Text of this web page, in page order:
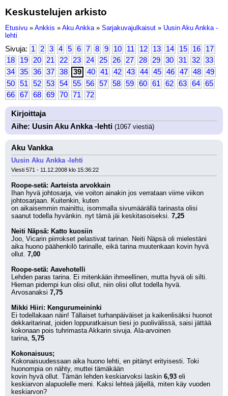
Keskustelujen arkisto
Etusivu » Ankkis » Aku Ankka » Sarjakuvajulkaisut » Uusin Aku Ankka -
lehti
Sivuja: 1 2 3 4 5 6 7 8 9 10 11 12 13 14 15 16
17
18
19 20 21 22 23 24 25 26 27 28 29 30 31 32
33
34
35 36 37 38 39 40 41 42 43 44 45 46 47 48
49
50
51 52 53 54 55 56 57 58 59 60 61 62 63 64
65
66
67 68 69 70 71 72
Kirjoittaja
Aihe: Uusin Aku Ankka -lehti (1067 viestiä)
Aku Vankka
Uusin Aku Ankka -lehti
Viesti 571 - 11.12.2008 klo 15:36:22
Roope-setä: Aarteista arvokkain
Ihan hyvä johtosarja, vie voiton ainakin jos verrataan viime viikon
johtosarjaan. Kuitenkin, kuten
on aikaisemmin mainittu, isommalla sivumäärällä tarinasta olisi
saanut todella hyvänkin. nyt tämä jäi keskitasoiseksi. 7,25
Neiti Näpsä: Katto kuosiin
Joo, Vicarin piirrokset pelastivat tarinan. Neiti Näpsä oli mielestäni
aika huono päähenkilö tarinalle, eikä tarina muutenkaan kovin hyvä
ollut. 7,00
Roope-setä: Aavehotelli
Lehden paras tarina. Ei mitenkään ihmeellinen, mutta hyvä oli silti.
Hieman pidempi kun olisi ollut, niin olisi ollut todella hyvä.
Arvosanaksi 7,75
Mikki Hiiri: Kengurumeininki
Ei todellakaan näin! Tällaiset turhanpäiväiset ja kaikenlisäksi huonot
dekkaritarinat, joiden loppuratkaisun tiesi jo puolivälissä, saisi jättää
kokonaan pois tuhrimasta Akkarin sivuja. Ala-arvoinen
tarina, 5,75
Kokonaisuus;
Kokonaisuudessaan aika huono lehti, en pitänyt erityisesti. Toki
huonompia on nähty, muttei tämäkään
kovin hyvä ollut. Tämän lehden keskiarvoksi laskin 6,93 eli
keskiarvon alapuolelle meni. Kaksi lehteä jäljellä, miten käy vuoden
keskiarvon?